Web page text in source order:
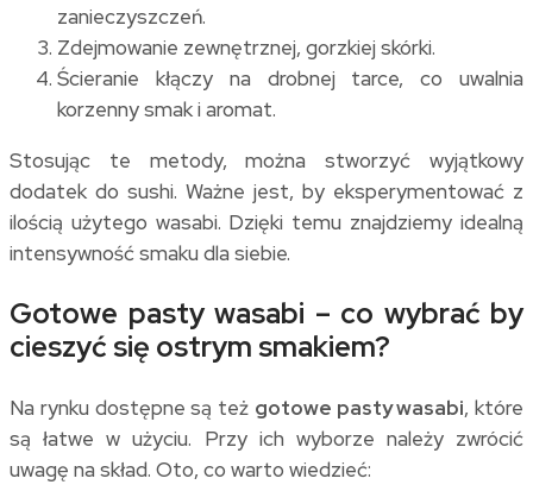
zanieczyszczeń.
Zdejmowanie zewnętrznej, gorzkiej skórki.
Ścieranie kłączy na drobnej tarce, co uwalnia
korzenny smak i aromat.
Stosując te metody, można stworzyć wyjątkowy
dodatek do sushi. Ważne jest, by eksperymentować z
ilością użytego wasabi. Dzięki temu znajdziemy idealną
intensywność smaku dla siebie.
Gotowe pasty wasabi – co wybrać by
cieszyć się ostrym smakiem?
Na rynku dostępne są też gotowe pasty wasabi, które
są łatwe w użyciu. Przy ich wyborze należy zwrócić
uwagę na skład. Oto, co warto wiedzieć: